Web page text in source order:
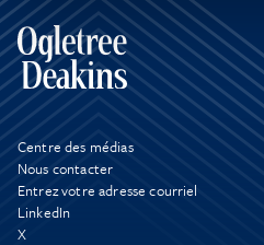
Centre des médias
Nous contacter
Entrez votre adresse courriel
LinkedIn
X